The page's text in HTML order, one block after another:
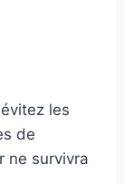
les
de
ne survivra